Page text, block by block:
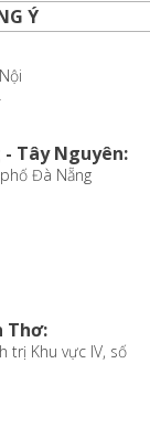
Ý
Tây Nguyên:
Đà Nẵng
Thơ:
trị Khu vực IV, số